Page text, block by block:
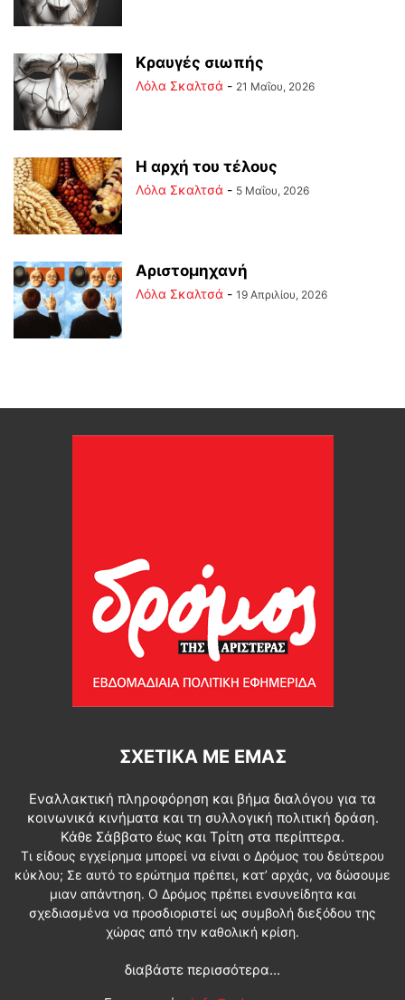
Κραυγές σιωπής
Λόλα Σκαλτσά - 21 Μαΐου, 2026
Η αρχή του τέλους
Λόλα Σκαλτσά - 5 Μαΐου, 2026
Αριστομηχανή
Λόλα Σκαλτσά - 19 Απριλίου, 2026
ΣΧΕΤΙΚΆ ΜΕ ΕΜΆΣ
Εναλλακτική πληροφόρηση και βήμα διαλόγου για τα
κοινωνικά κινήματα και τη συλλογική πολιτική δράση.
Κάθε Σάββατο έως και Τρίτη στα περίπτερα.
Τι είδους εγχείρημα μπορεί να είναι ο Δρόμος του δεύτερου
κύκλου; Σε αυτό το ερώτημα πρέπει, κατ’ αρχάς, να δώσουμε
μιαν απάντηση. Ο Δρόμος πρέπει ενσυνείδητα και
σχεδιασμένα να προσδιοριστεί ως συμβολή διεξόδου της
χώρας από την καθολική κρίση.
διαβάστε περισσότερα...